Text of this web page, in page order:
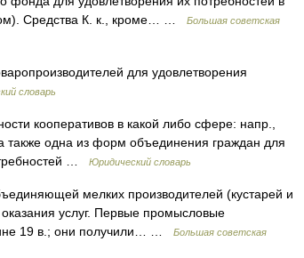
Средства К. к., кроме… …
Большая советская
для удовлетворения
словарь
кооперативов в какой либо сфере: напр.,
также одна из форм объединения граждан для
…
Юридический словарь
мелких производителей (кустарей и
услуг. Первые промысловые
19 в.; они получили… …
Большая советская